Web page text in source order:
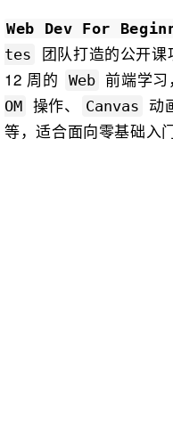
Web Dev For
tes
团队打造的公开
12 周的
Web 前端学习
OM 操作、 Canvas
动
等，适合面向零基础入